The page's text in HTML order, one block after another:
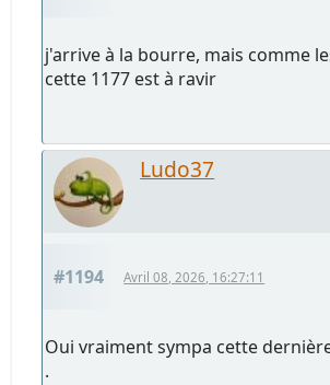
j'arrive à la bourre, mais comme
cette 1177 est à ravir
Ludo37
#1194 Avril 08, 2026, 16:27:11
Oui vraiment sympa cette
.